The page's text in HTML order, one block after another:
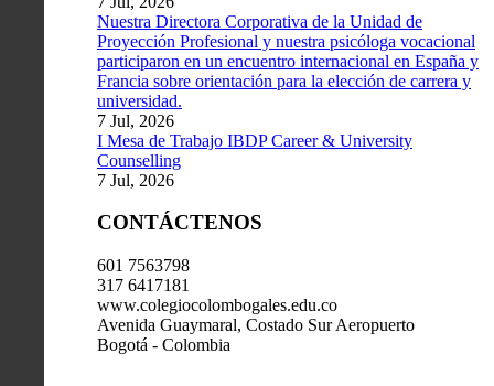
Nuestra Directora Corporativa de la Unidad de
Proyección Profesional y nuestra psicóloga vocacional
participaron en un encuentro internacional en España y
Francia sobre orientación para la elección de carrera y
universidad.
7 Jul, 2026
I Mesa de Trabajo IBDP Career & University
Counselling
7 Jul, 2026
CONTÁCTENOS
601 7563798
317 6417181
www.colegiocolombogales.edu.co
Avenida Guaymaral, Costado Sur Aeropuerto
Bogotá - Colombia